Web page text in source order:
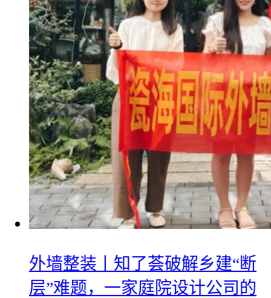
外墙整装丨知了荟破解乡建“断
层”难题，一家庭院设计公司的